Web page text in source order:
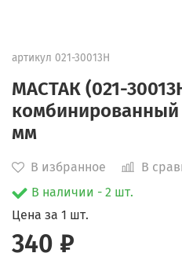
артикул 021-30013H
МАСТАК (021-
комбинированный
мм
В избранное
В
В наличии - 2 шт.
Цена за 1 шт.
340 ₽